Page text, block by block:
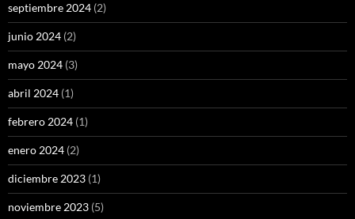
septiembre 2024 (2)
junio 2024 (2)
mayo 2024 (3)
abril 2024 (1)
febrero 2024 (1)
enero 2024 (2)
diciembre 2023 (1)
noviembre 2023 (5)